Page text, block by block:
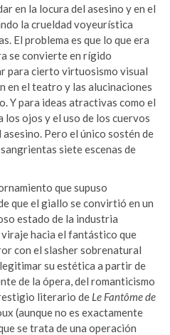
en la locura del asesino y en el
la crueldad voyeurística
El problema es que lo que era
se convierte en rígido
para cierto virtuosismo visual
en el teatro y las alucinaciones
Y para ideas atractivas como el
ojos y el uso de los cuervos
Pero el único sostén de
siete escenas de
que supuso
que el giallo se convirtió en un
estado de la industria
hacia el fantástico que
con el slasher sobrenatural
su estética a partir de
de la ópera, del romanticismo
literario de Le Fantôme de
(aunque no es exactamente
se trata de una operación